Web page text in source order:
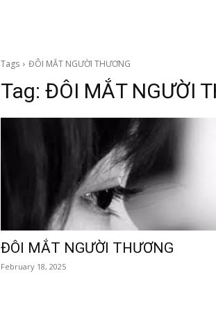
Tags ĐÔI MẮT NGƯỜI THƯƠNG
Tag: ĐÔI MẮT NGƯỜI
ĐÔI MẮT NGƯỜI THƯƠNG
February 18, 2025